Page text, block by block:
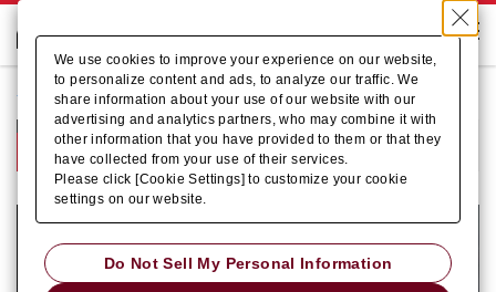
ホーム Who we are 溶接・加工技術が知りたい 新技術
新技術
We use cookies to improve your experience on our website,
to personalize content and ads, to analyze our traffic. We
share information about your use of our website with our
advertising and analytics partners, who may combine it with
other information that you have provided to them or that they
have collected from your use of their services.
Please click [Cookie Settings] to customize your cookie
settings on our website.
Do Not Sell My Personal Information